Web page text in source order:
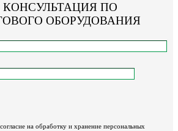
ПО
ОБОРУДОВАНИЯ
на обработку и хранение персональных